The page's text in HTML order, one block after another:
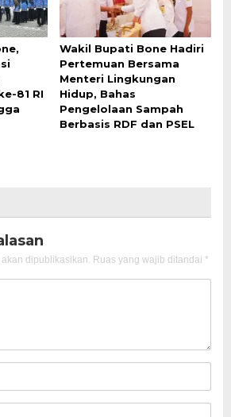
81 RI
Wakil Bupati Bone Hadiri
Pertemuan Bersama
Menteri Lingkungan
Hidup, Bahas
Pengelolaan Sampah
Berbasis RDF dan PSEL
dipublikasikan. Ruas yang wajib ditandai *